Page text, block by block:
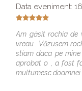
Data eveniment:
Am găsit rochia de
vreau . Văzusem
stiam daca pe
aprobat o , a fost
multumesc